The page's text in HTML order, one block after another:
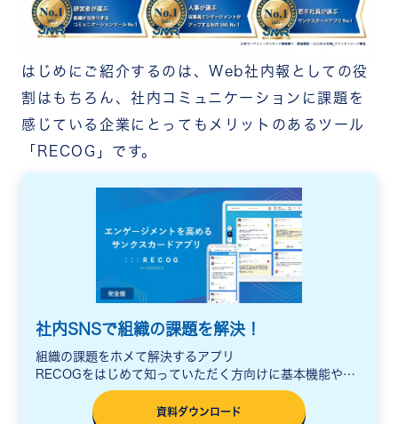
はじめにご紹介するのは、Web社内報としての役
割はもちろん、社内コミュニケーションに課題を
感じている企業にとってもメリットのあるツール
「RECOG」です。
社内SNSで組織の課題を解決！
組織の課題をホメて解決するアプリ
RECOGをはじめて知っていただく方向けに基本機能や活
用シーン、料金をまとめた説明資料をご用意しています。
資料ダウンロード